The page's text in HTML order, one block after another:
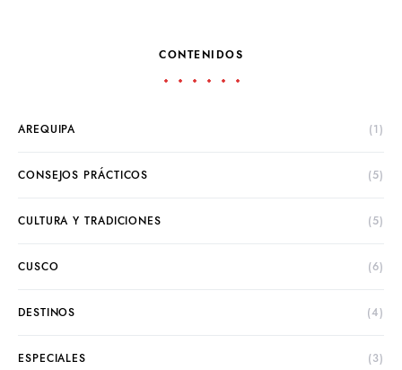
CONTENIDOS
AREQUIPA (1)
CONSEJOS PRÁCTICOS (5)
CULTURA Y TRADICIONES (5)
CUSCO (6)
DESTINOS (4)
ESPECIALES (3)